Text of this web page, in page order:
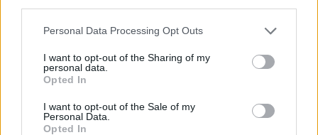
Personal Data Processing Opt Outs
I want to opt-out of the Sharing of my
personal data.
Opted In
I want to opt-out of the Sale of my
Personal Data.
Opted In
HER
hos Sweets 2 Share - check it out!
Jeg synes kakene blir best om man maler mandler på den
gammeldagse måten med mandelkvern. Mandelkvern fås
kjøpt i de fleste kjøkkenutstyrsbutikker og koster ikke mye.
Hvis jeg maler mandlene i food processor, synes jeg
mandlene blir for grovkornet. Og bruker jeg ferdigkjøpt
mandelmel (som er vanlig å bruke når man lager franske